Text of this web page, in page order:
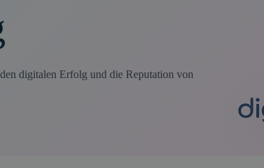
digitalen Erfolg und die Reputation von